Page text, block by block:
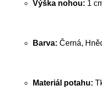
Výška nohou: 1
Barva: Černá,
Materiál potahu: